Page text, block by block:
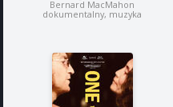
Bernard MacMahon
dokumentalny, muzyka